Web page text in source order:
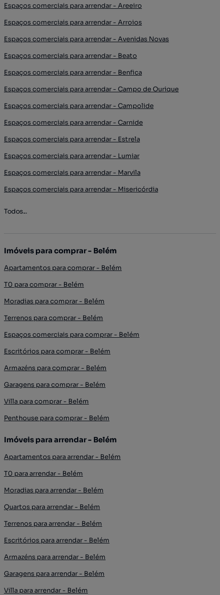
Espaços comerciais para arrendar - Areeiro
Espaços comerciais para arrendar - Arroios
Espaços comerciais para arrendar - Avenidas Novas
Espaços comerciais para arrendar - Beato
Espaços comerciais para arrendar - Benfica
Espaços comerciais para arrendar - Campo de Ourique
Espaços comerciais para arrendar - Campolide
Espaços comerciais para arrendar - Carnide
Espaços comerciais para arrendar - Estrela
Espaços comerciais para arrendar - Lumiar
Espaços comerciais para arrendar - Marvila
Espaços comerciais para arrendar - Misericórdia
Todos...
Imóveis para comprar - Belém
Apartamentos para comprar - Belém
T0 para comprar - Belém
Moradias para comprar - Belém
Terrenos para comprar - Belém
Espaços comerciais para comprar - Belém
Escritórios para comprar - Belém
Armazéns para comprar - Belém
Garagens para comprar - Belém
Villa para comprar - Belém
Penthouse para comprar - Belém
Imóveis para arrendar - Belém
Apartamentos para arrendar - Belém
T0 para arrendar - Belém
Moradias para arrendar - Belém
Quartos para arrendar - Belém
Terrenos para arrendar - Belém
Escritórios para arrendar - Belém
Armazéns para arrendar - Belém
Garagens para arrendar - Belém
Villa para arrendar - Belém